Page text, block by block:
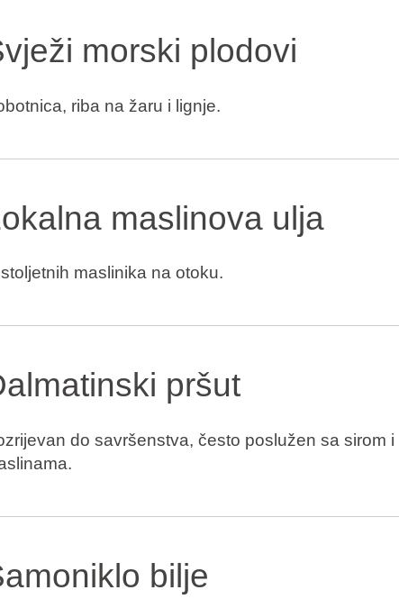
morski plodovi
riba na žaru i lignje.
maslinova ulja
maslinika na otoku.
pršut
do savršenstva, često poslužen sa sirom i
bilje